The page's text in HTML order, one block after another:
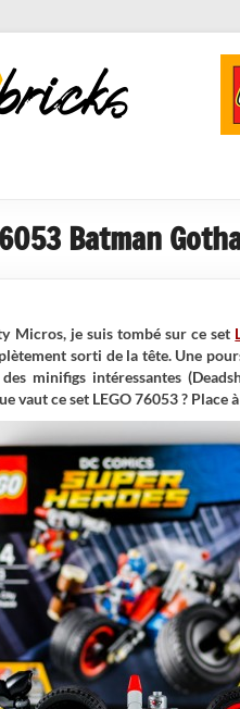
Batman
Micros, je suis tombé sur ce set
sorti de la tête. Une
minifigs intéressantes
vaut ce set LEGO 76053 ? Place